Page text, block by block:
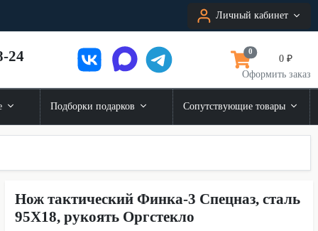
Личный кабинет
24 0
0 ₽
Оформить заказ
Подборки подарков Сопутствующие товары
Нож тактический Финка-3 Спецназ, сталь
95Х18, рукоять Оргстекло